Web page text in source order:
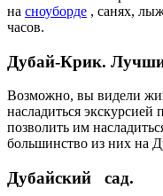
на сноуборде , санях,
часов.
Дубай-Крик.
Возможно, вы видели
насладиться
позволить им
большинство из них на
Дубайский сад.